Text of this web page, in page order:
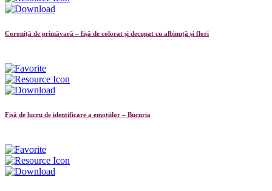
Coroniță de primăvară – fișă de colorat și decupat cu albinuță și flori
Fișă de lucru de identificare a emoțiilor – Bucuria